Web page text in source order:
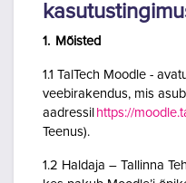
1. Mõisted
1.1 TalTech Moodle -
veebirakendus, mis asub
aadressil https://
Teenus).
1.2 Haldaja – Tallinna